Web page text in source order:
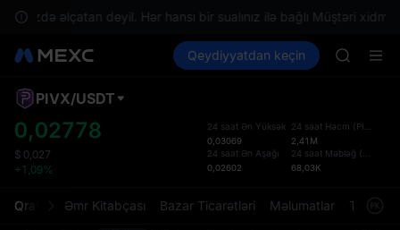
əlçatan deyil. Hər hansı bir sualınız ilə bağlı Müştəri
Bazarlar Spot Futures SPCX
Qeydiyyatdan keçin
SPCX
AAOI
AAOI
SPCX
PIVX/USDT
0,02778
$ 0,027
+1,09%
24 saat Ən Yüksək
0,03069
24 saat Ən Aşağı
0,02602
24 saat Həcm (PIVX
2,41M
24 saat Məbləğ (
68,03K
Qrafik Əmr Kitabçası Bazar Ticarətləri Məlumatlar